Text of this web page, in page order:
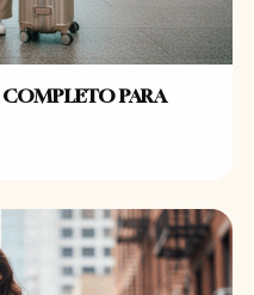
PARA